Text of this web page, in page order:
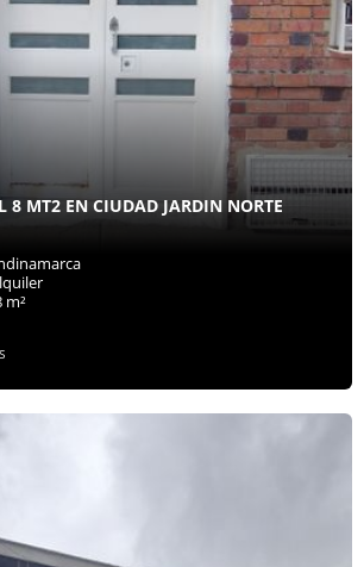
8 MT2 EN CIUDAD JARDIN NORTE
m²